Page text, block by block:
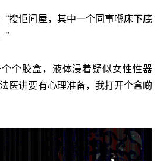
“搜佢间屋，其中一个同事喺床下底
”
个胶盒，液体浸着疑似女性性器
医讲要有心理准备，我打开个盒啲